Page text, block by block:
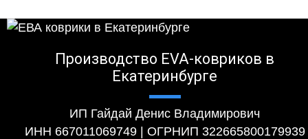
Производство EVA-ковриков в
Екатеринбурге
ИП Гайдай Денис Владимирович
ИНН 667011069749 | ОГРНИП 322665800179939